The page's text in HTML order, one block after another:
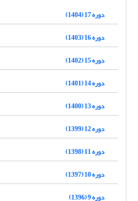
دوره 17 (1404)
دوره 16 (1403)
دوره 15 (1402)
دوره 14 (1401)
دوره 13 (1400)
دوره 12 (1399)
دوره 11 (1398)
دوره 10 (1397)
دوره 9 (1396)